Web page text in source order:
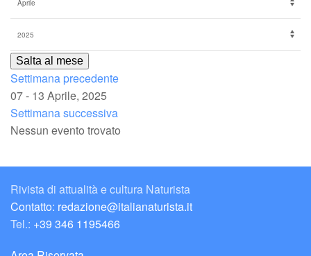
Salta al mese
Settimana precedente
07 - 13 Aprile, 2025
Settimana successiva
Nessun evento trovato
Rivista di attualità e cultura Naturista
Contatto: redazione@italianaturista.it
Tel.: +39 346 1195466